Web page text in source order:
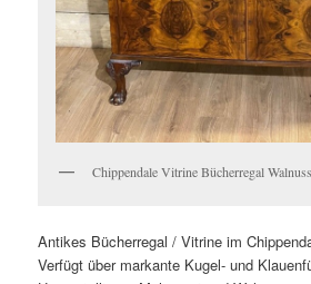
Chippendale Vitrine Bücherregal
Antikes Bücherregal / Vitrine im
Verfügt über markante Kugel- und